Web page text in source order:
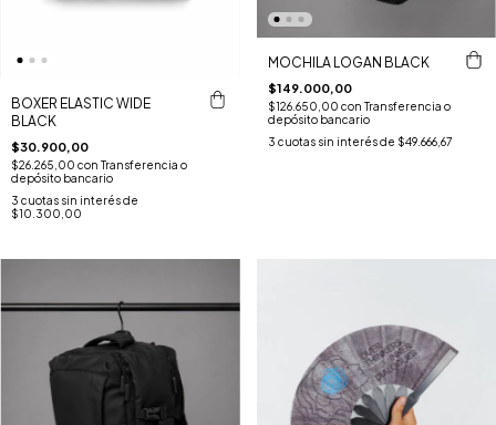
BOXER ELASTIC WIDE
BLACK
$30.900,00
$26.265,00 con Transferencia o
depósito bancario
3 cuotas sin interés de
$10.300,00
MOCHILA LOGAN BLACK
$149.000,00
$126.650,00 con Transferencia o
depósito bancario
3 cuotas sin interés de $49.666,67